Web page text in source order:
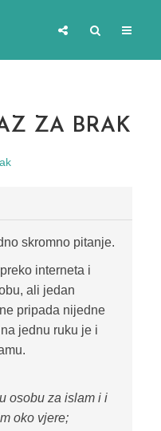
ZA BRAK
skromno pitanje.
interneta i
ali jedan
pripada nijedne
jednu ruku je i
osobu za islam i i
oko vjere;